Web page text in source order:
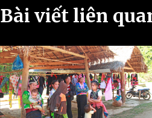
Bài viết liên